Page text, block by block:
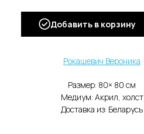
Добавить в корзину
Рокашевич Вероника
Размер: 80× 80 cм
Медиум: Акрил, холст
Доставка из: Беларусь